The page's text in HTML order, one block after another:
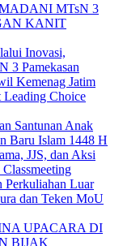
MTsN 3
KANIT
Inovasi,
3 Pamekasan
Kemenag Jatim
Leading Choice
Santunan Anak
Baru Islam 1448 H
JJS, dan Aksi
Perkuliahan Luar
dan Teken MoU
UPACARA DI
BIJAK